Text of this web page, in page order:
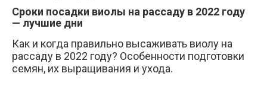
Сроки посадки виолы на рассаду в 2022 году
— лучшие дни
Как и когда правильно высаживать виолу на
рассаду в 2022 году? Особенности подготовки
семян, их выращивания и ухода.